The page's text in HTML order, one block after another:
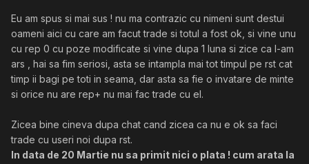
Eu am spus si mai sus ! nu ma contrazic cu nimeni sunt destui
oameni aici cu care am facut trade si totul a fost ok, si vine unu
cu rep 0 cu poze modificate si vine dupa 1 luna si zice ca l-am
ars , hai sa fim seriosi, asta se intampla mai tot timpul pe rst cat
timp ii bagi pe toti in seama, dar asta sa fie o invatare de minte
si orice nu are rep+ nu mai fac trade cu el.
Zicea bine cineva dupa chat cand zicea ca nu e ok sa faci
trade cu useri noi dupa rst.
In data de 20 Martie nu sa primit nici o plata ! cum arata la